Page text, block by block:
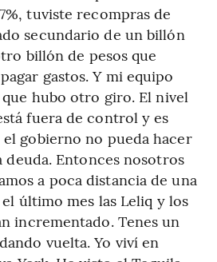
tuviste recompras de
secundario de un billón
billón de pesos que
gastos. Y mi equipo
hubo otro giro. El nivel
fuera de control y es
gobierno no pueda hacer
deuda. Entonces nosotros
a poca distancia de una
último mes las Leliq y los
incrementado. Tenes un
vuelta. Yo viví en